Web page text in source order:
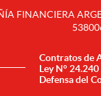
FINANCIERA
Contratos de
Ley N° 24.240
Defensa del